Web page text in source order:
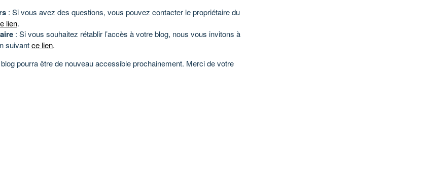
: Si vous avez des questions, vous pouvez contacter le propriétaire du
lien.
: Si vous souhaitez rétablir l’accès à votre blog, nous vous invitons à
suivantce lien.
pourra être de nouveau accessible prochainement. Merci de votre